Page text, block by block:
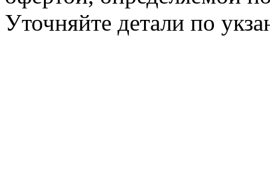
Уточняйте детали по